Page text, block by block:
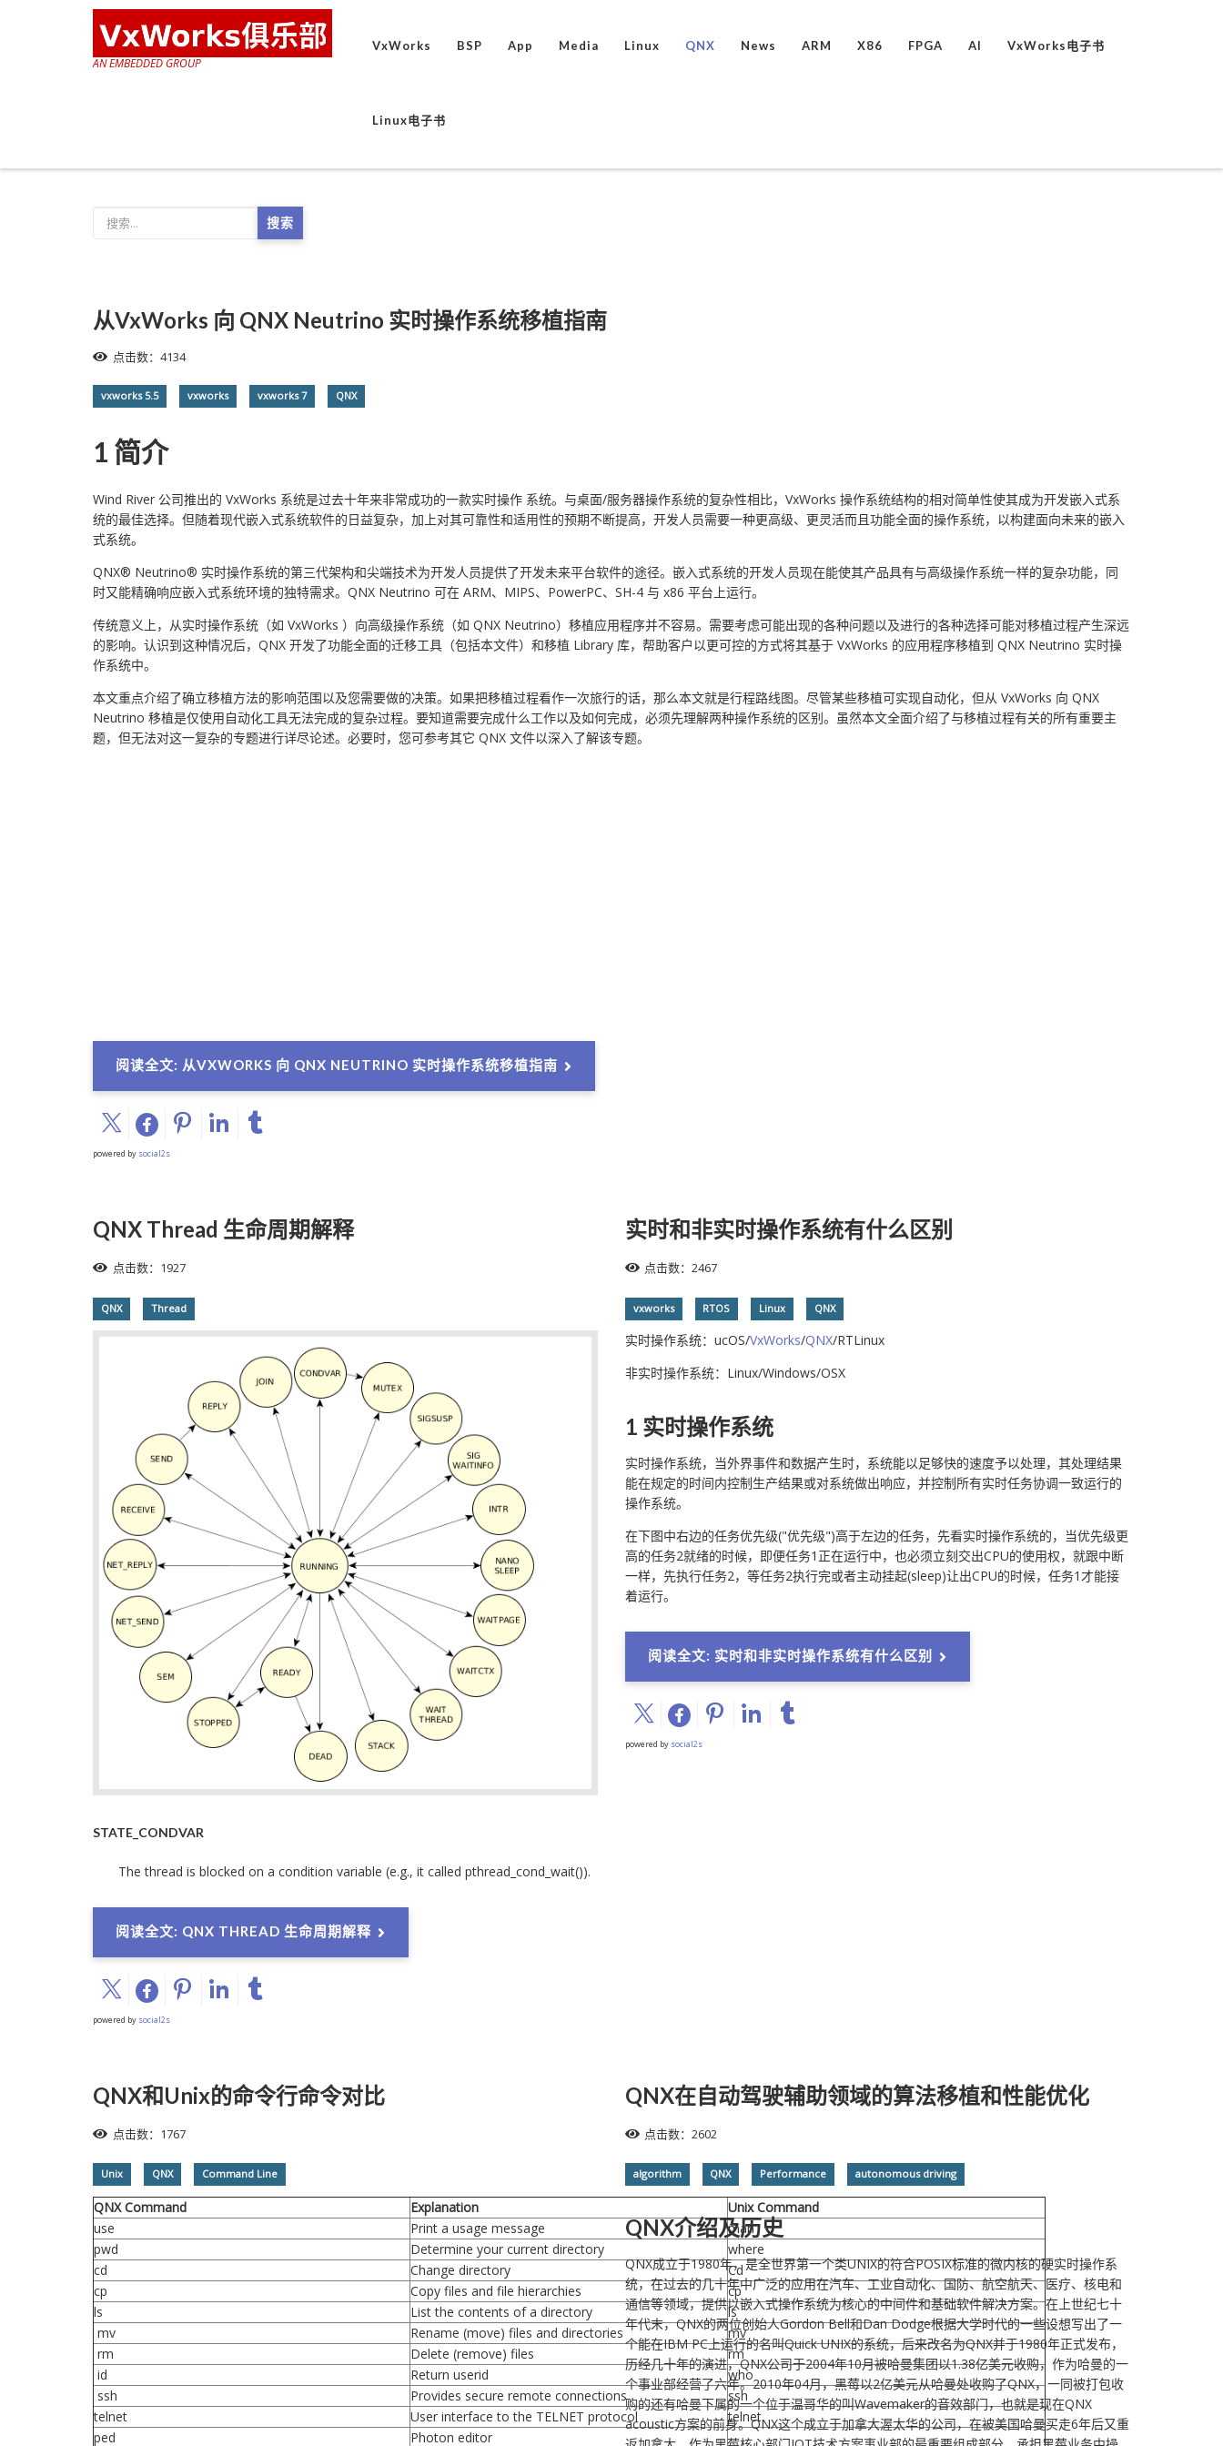
AN EMBEDDED GROUP
VxWorks BSP App Media Linux QNX News ARM X86 FPGA AI VxWorks电子书
Linux电子书
搜索
从VxWorks 向 QNX Neutrino 实时操作系统移植指南
点击数：4134
vxworks 5.5 vxworks vxworks 7 QNX
1 简介
Wind River 公司推出的 VxWorks 系统是过去十年来非常成功的一款实时操作 系统。与桌面/服务器操作系统的复杂性相比，VxWorks 操作系统结构的相对简单性使其成为开发嵌入式系
统的最佳选择。但随着现代嵌入式系统软件的日益复杂，加上对其可靠性和适用性的预期不断提高，开发人员需要一种更高级、更灵活而且功能全面的操作系统，以构建面向未来的嵌入
式系统。
QNX® Neutrino® 实时操作系统的第三代架构和尖端技术为开发人员提供了开发未来平台软件的途径。嵌入式系统的开发人员现在能使其产品具有与高级操作系统一样的复杂功能，同
时又能精确响应嵌入式系统环境的独特需求。QNX Neutrino 可在 ARM、MIPS、PowerPC、SH-4 与 x86 平台上运行。
传统意义上，从实时操作系统（如 VxWorks ）向高级操作系统（如 QNX Neutrino）移植应用程序并不容易。需要考虑可能出现的各种问题以及进行的各种选择可能对移植过程产生深远
的影响。认识到这种情况后，QNX 开发了功能全面的迁移工具（包括本文件）和移植 Library 库，帮助客户以更可控的方式将其基于 VxWorks 的应用程序移植到 QNX Neutrino 实时操
作系统中。
本文重点介绍了确立移植方法的影响范围以及您需要做的决策。如果把移植过程看作一次旅行的话，那么本文就是行程路线图。尽管某些移植可实现自动化，但从 VxWorks 向 QNX
Neutrino 移植是仅使用自动化工具无法完成的复杂过程。要知道需要完成什么工作以及如何完成，必须先理解两种操作系统的区别。虽然本文全面介绍了与移植过程有关的所有重要主
题，但无法对这一复杂的专题进行详尽论述。必要时，您可参考其它 QNX 文件以深入了解该专题。
阅读全文: 从VXWORKS 向 QNX NEUTRINO 实时操作系统移植指南
powered by social2s
QNX Thread 生命周期解释
点击数：1927
QNX Thread
STATE_CONDVAR
The thread is blocked on a condition variable (e.g., it called pthread_cond_wait()).
阅读全文: QNX THREAD 生命周期解释
powered by social2s
实时和非实时操作系统有什么区别
点击数：2467
vxworks RTOS Linux QNX
实时操作系统：ucOS/VxWorks/QNX/RTLinux
非实时操作系统：Linux/Windows/OSX
1 实时操作系统
实时操作系统，当外界事件和数据产生时，系统能以足够快的速度予以处理，其处理结果
能在规定的时间内控制生产结果或对系统做出响应，并控制所有实时任务协调一致运行的
操作系统。
在下图中右边的任务优先级("优先级")高于左边的任务，先看实时操作系统的，当优先级更
高的任务2就绪的时候，即便任务1正在运行中，也必须立刻交出CPU的使用权，就跟中断
一样，先执行任务2，等任务2执行完或者主动挂起(sleep)让出CPU的时候，任务1才能接
着运行。
阅读全文: 实时和非实时操作系统有什么区别
powered by social2s
QNX和Unix的命令行命令对比
点击数：1767
Unix QNX Command Line
QNX Command Explanation
Unix Command
use
Print a usage message
man
pwd
Determine your current directory
where
cd
Change directory
Cd
cp
Copy files and file hierarchies
cp
ls
List the contents of a directory
ls
mv
Rename (move) files and directories
mv
rm
Delete (remove) files
rm
id
Return userid
who
ssh
Provides secure remote connections
ssh
telnet
User interface to the TELNET protocol
telnet
ped
Photon editor
-
QNX在自动驾驶辅助领域的算法移植和性能优化
点击数：2602
algorithm QNX Performance autonomous driving
QNX介绍及历史
QNX成立于1980年，是全世界第一个类UNIX的符合POSIX标准的微内核的硬实时操作系
统，在过去的几十年中广泛的应用在汽车、工业自动化、国防、航空航天、医疗、核电和
通信等领域，提供以嵌入式操作系统为核心的中间件和基础软件解决方案。在上世纪七十
年代末，QNX的两位创始人Gordon Bell和Dan Dodge根据大学时代的一些设想写出了一
个能在IBM PC上运行的名叫Quick UNIX的系统，后来改名为QNX并于1980年正式发布，
历经几十年的演进，QNX公司于2004年10月被哈曼集团以1.38亿美元收购，作为哈曼的一
个事业部经营了六年。2010年04月，黑莓以2亿美元从哈曼处收购了QNX，一同被打包收
购的还有哈曼下属的一个位于温哥华的叫Wavemaker的音效部门，也就是现在QNX
acoustic方案的前身。QNX这个成立于加拿大渥太华的公司，在被美国哈曼买走6年后又重